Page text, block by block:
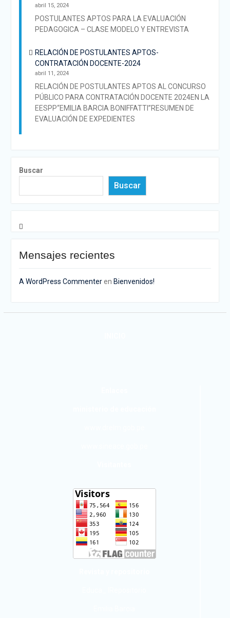
abril 15, 2024
POSTULANTES APTOS PARA LA EVALUACIÓN
PEDAGOGICA – CLASE MODELO Y ENTREVISTA
RELACIÓN DE POSTULANTES APTOS-
CONTRATACIÓN DOCENTE-2024
abril 11, 2024
RELACIÓN DE POSTULANTES APTOS AL CONCURSO
PÚBLICO PARA CONTRATACIÓN DOCENTE 2024EN LA
EESPP“EMILIA BARCIA BONIFFATTI”RESUMEN DE
EVALUACIÓN DE EXPEDIENTES
Buscar
Buscar
Mensajes recientes
A WordPress Commenteren Bienvenidos!